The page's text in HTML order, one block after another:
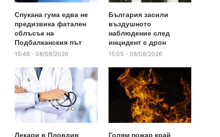
Спукана гума едва не
предизвика фатален
сблъсък на
Подбалканския път
15:48 - 08/08/2026
България засили
въздушното
наблюдение след
инцидент с дрон
15:05 - 08/08/2026
Лекари в Пловдив
Голям пожар край